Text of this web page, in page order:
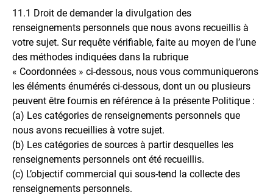
11.1 Droit de demander la divulgation des
renseignements personnels que nous avons recueillis à
votre sujet. Sur requête vérifiable, faite au moyen de l’une
des méthodes indiquées dans la rubrique
« Coordonnées » ci-dessous, nous vous communiquerons
les éléments énumérés ci-dessous, dont un ou plusieurs
peuvent être fournis en référence à la présente Politique :
(a) Les catégories de renseignements personnels que
nous avons recueillies à votre sujet.
(b) Les catégories de sources à partir desquelles les
renseignements personnels ont été recueillis.
(c) L’objectif commercial qui sous-tend la collecte des
renseignements personnels.